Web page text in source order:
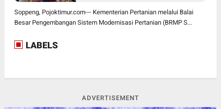
Soppeng, Pojoktimur.com--- Kementerian Pertanian melalui Balai
Besar Pengembangan Sistem Modernisasi Pertanian (BRMP S...
LABELS
ADVERTISEMENT